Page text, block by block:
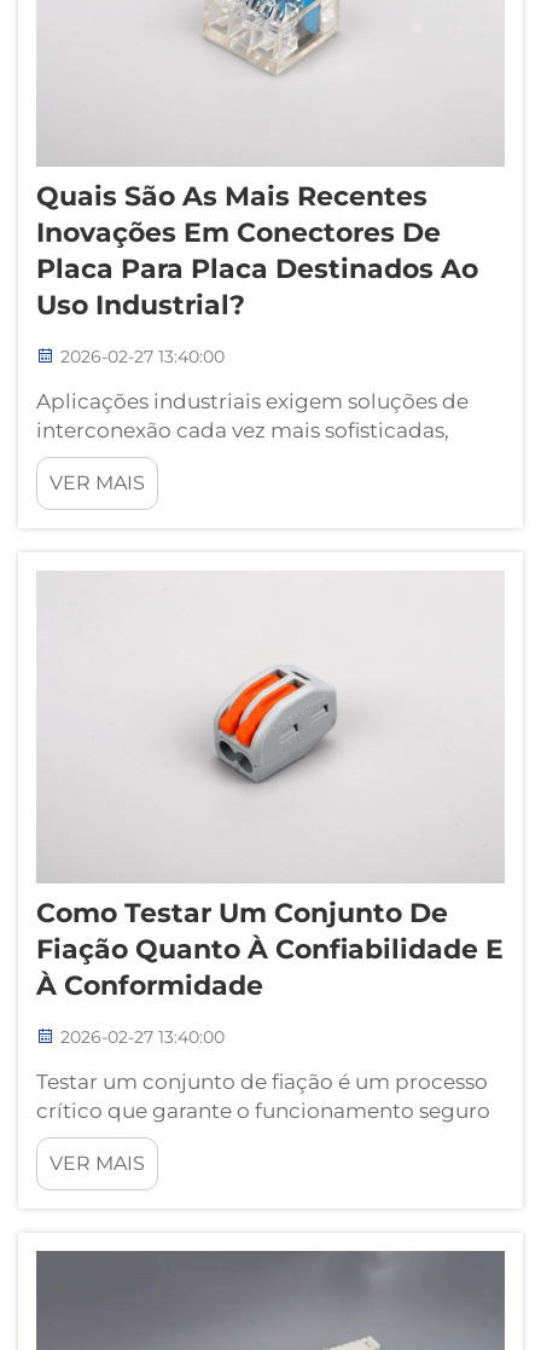
Quais São As Mais Recentes
Inovações Em Conectores De
Placa Para Placa Destinados Ao
Uso Industrial?
2026-02-27 13:40:00
Aplicações industriais exigem soluções de
interconexão cada vez mais sofisticadas,
capazes de resistir a ambientes agressivos
sem comprometer o desempenho confiável.
Processos modernos de fabricação exigem
circuito...
VER MAIS
Como Testar Um Conjunto De
Fiação Quanto À Confiabilidade E
À Conformidade
2026-02-27 13:40:00
Testar um conjunto de fiação é um processo
crítico que garante o funcionamento seguro
e eficiente dos sistemas elétricos em diversos
setores industriais. Desde aplicações
automotivas até máquinas industriais, um
evita falhas onerosas...
VER MAIS